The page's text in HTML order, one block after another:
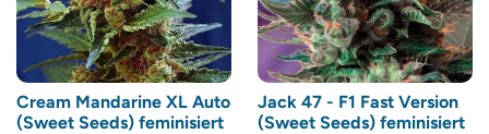
Cream Mandarine XL Auto
(Sweet Seeds) feminisiert
Jack 47 - F1 Fast Version
(Sweet Seeds) feminisiert